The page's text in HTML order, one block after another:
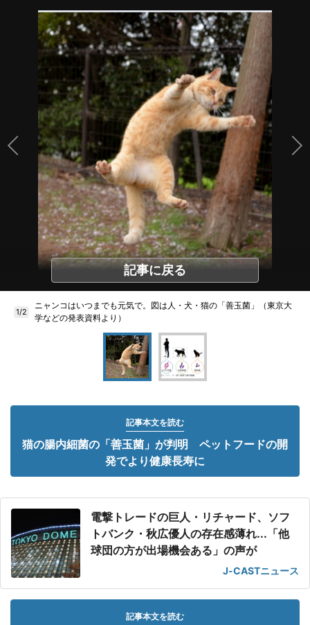
記事に戻る
1/2
ニャンコはいつまでも元気で。図は人・犬・猫の「善玉菌」（東京大
学などの発表資料より）
記事本文を読む
猫の腸内細菌の「善玉菌」が判明 ペットフードの開
発でより健康長寿に
電撃トレードの巨人・リチャード、ソフ
トバンク・秋広優人の存在感薄れ...「他
球団の方が出場機会ある」の声が
J-CASTニュース
記事本文を読む